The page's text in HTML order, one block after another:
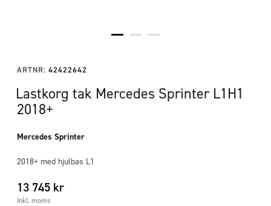
ARTNR: 42422642
Lastkorg tak Mercedes Sprinter L1H1
2018+
Mercedes Sprinter
2018+ med hjulbas L1
13 745 kr
Inkl. moms